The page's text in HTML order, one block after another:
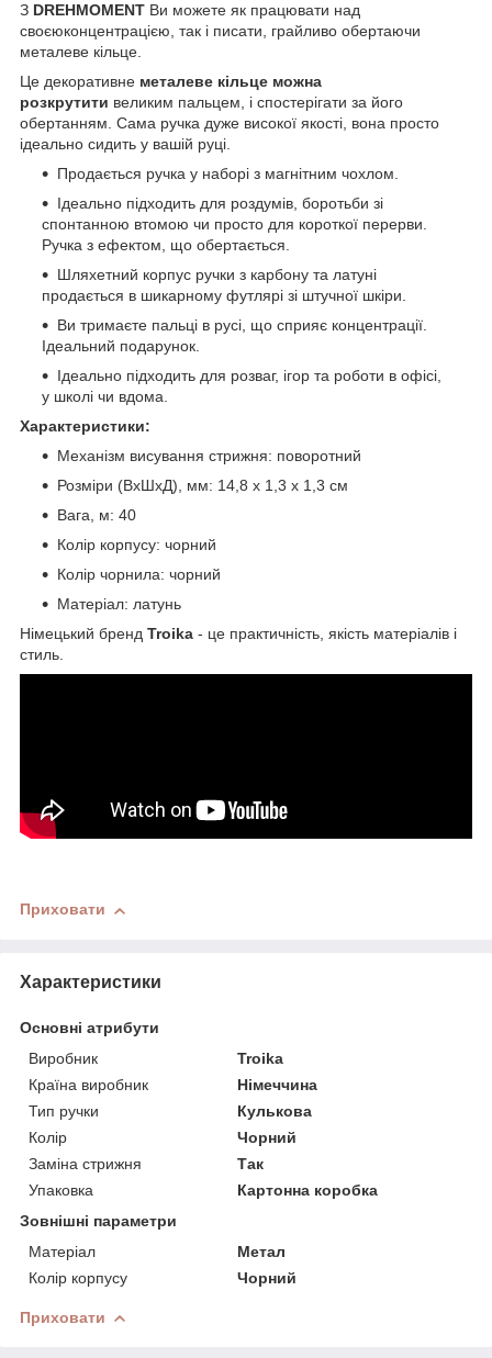
З DREHMOMENT Ви можете як працювати над
своєюконцентрацією, так і писати, грайливо обертаючи
металеве кільце.
Це декоративне металеве кільце можна
розкрутити великим пальцем, і спостерігати за його
обертанням. Сама ручка дуже високої якості, вона просто
ідеально сидить у вашій руці.
Продається ручка у наборі з магнітним чохлом.
Ідеально підходить для роздумів, боротьби зі
спонтанною втомою чи просто для короткої перерви.
Ручка з ефектом, що обертається.
Шляхетний корпус ручки з карбону та латуні
продається в шикарному футлярі зі штучної шкіри.
Ви тримаєте пальці в русі, що сприяє концентрації.
Ідеальний подарунок.
Ідеально підходить для розваг, ігор та роботи в офісі,
у школі чи вдома.
Характеристики:
Механізм висування стрижня: поворотний
Розміри (ВхШхД), мм: 14,8 х 1,3 х 1,3 см
Вага, м: 40
Колір корпусу: чорний
Колір чорнила: чорний
Матеріал: латунь
Німецький бренд Troika - це практичність, якість матеріалів і
стиль.
Приховати
Характеристики
Основні атрибути
Виробник
Troika
Країна виробник
Німеччина
Тип ручки
Кулькова
Колір
Чорний
Заміна стрижня
Так
Упаковка
Картонна коробка
Зовнішні параметри
Матеріал
Метал
Колір корпусу
Чорний
Приховати